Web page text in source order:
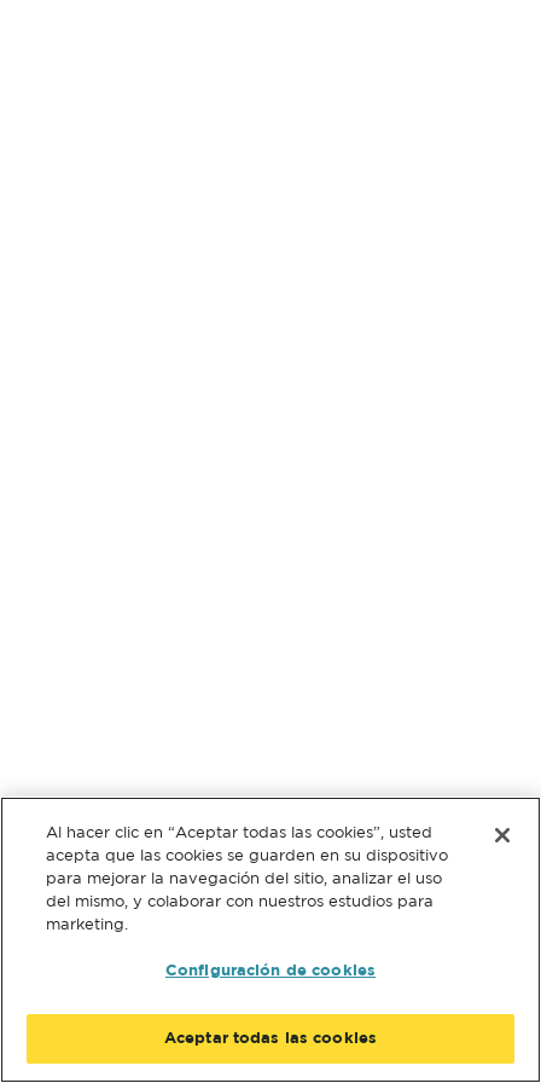
Al hacer clic en “Aceptar todas las cookies”, usted
acepta que las cookies se guarden en su dispositivo
para mejorar la navegación del sitio, analizar el uso
del mismo, y colaborar con nuestros estudios para
marketing.
Configuración de cookies
Aceptar todas las cookies